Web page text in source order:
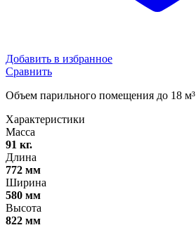
Добавить в избранное
Сравнить
Объем парильного помещения до 18 м³
Характеристики
Масса
91 кг.
Длина
772 мм
Ширина
580 мм
Высота
822 мм